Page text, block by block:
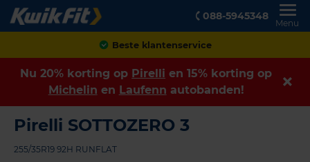
088-5945348
Menu
Achteraf betalen
Nu 20% korting op Pirelli en 15% korting op
Michelin en Laufenn autobanden!
Pirelli SOTTOZERO 3
255/35R19 92H RUNFLAT